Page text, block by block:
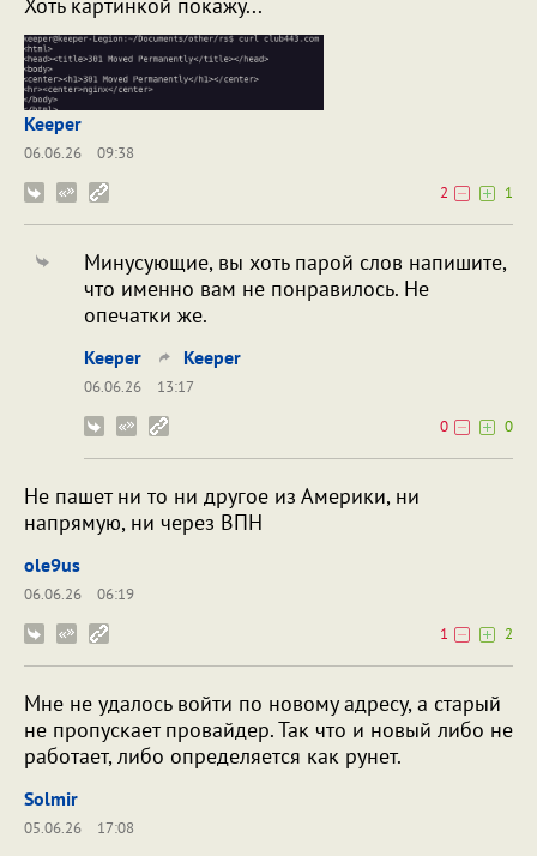
Keeper
06.06.26
09:38
2
1
Минусующие, вы хоть парой слов напишите,
что именно вам не понравилось. Не
опечатки же.
Keeper Keeper
06.06.26
13:17
0
0
Не пашет ни то ни другое из Америки, ни
напрямую, ни через ВПН
ole9us
06.06.26
06:19
1
2
Мне не удалось войти по новому адресу, а старый
не пропускает провайдер. Так что и новый либо не
работает, либо определяется как рунет.
Solmir
05.06.26
17:08